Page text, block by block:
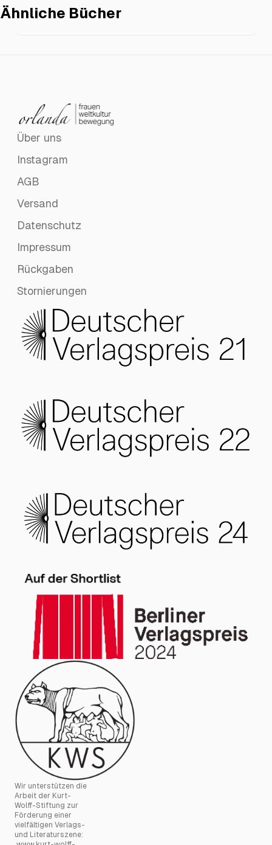
Ähnliche Bücher
Über uns
Instagram
AGB
Versand
Datenschutz
Impressum
Rückgaben
Stornierungen
Wir unterstützen die
Arbeit der Kurt-
Wolff-Stiftung zur
Förderung einer
vielfältigen Verlags-
und Literaturszene: